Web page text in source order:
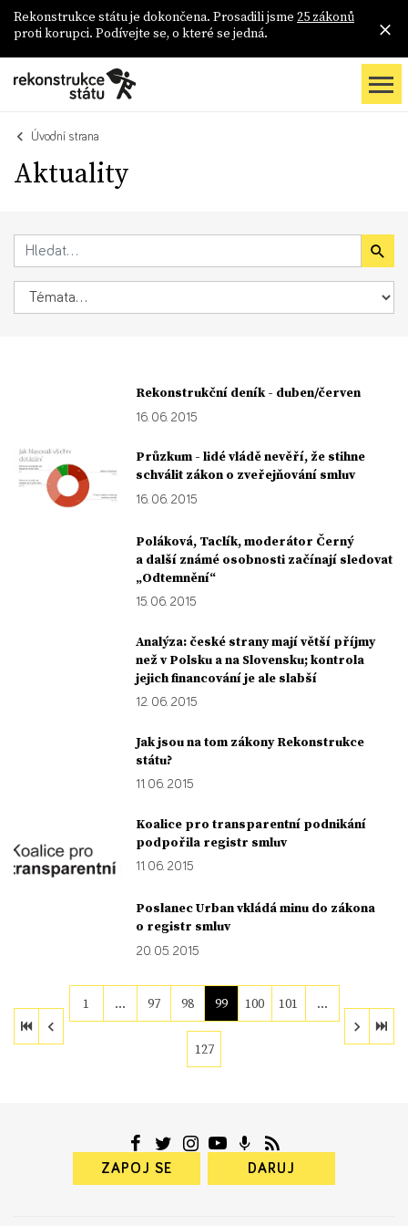
Rekonstrukce státu je dokončena. Prosadili jsme 25 zákonů
proti korupci. Podívejte se, o které se jedná.
Úvodní strana
Aktuality
Rekonstrukční deník - duben/červen
16. 06. 2015
Průzkum - lidé vládě nevěří, že stihne
schválit zákon o zveřejňování smluv
16. 06. 2015
Poláková, Taclík, moderátor Černý
a další známé osobnosti začínají sledovat
„Odtemnění“
15. 06. 2015
Analýza: české strany mají větší příjmy
než v Polsku a na Slovensku; kontrola
jejich financování je ale slabší
12. 06. 2015
Jak jsou na tom zákony Rekonstrukce
státu?
11. 06. 2015
Koalice pro transparentní podnikání
podpořila registr smluv
11. 06. 2015
Poslanec Urban vkládá minu do zákona
o registr smluv
20. 05. 2015
1 … 97 98 99 100 101 …
127
ZAPOJ SE DARUJ